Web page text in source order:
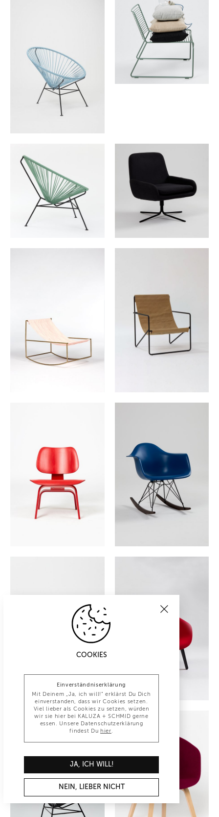
COOKIES
Einverständniserklärung
Mit Deinem „Ja, ich will!“ erklärst Du Dich
einverstanden, dass wir Cookies setzen.
Viel lieber als Cookies zu setzen, würden
wir sie hier bei KALUZA + SCHMID gerne
essen. Unsere Datenschutzerklärung
findest Du hier
JA, ICH WILL!
NEIN, LIEBER NICHT